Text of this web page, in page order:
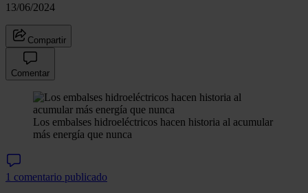
13/06/2024
Compartir
Comentar
Los embalses hidroeléctricos hacen historia al acumular
más energía que nunca
1 comentario publicado